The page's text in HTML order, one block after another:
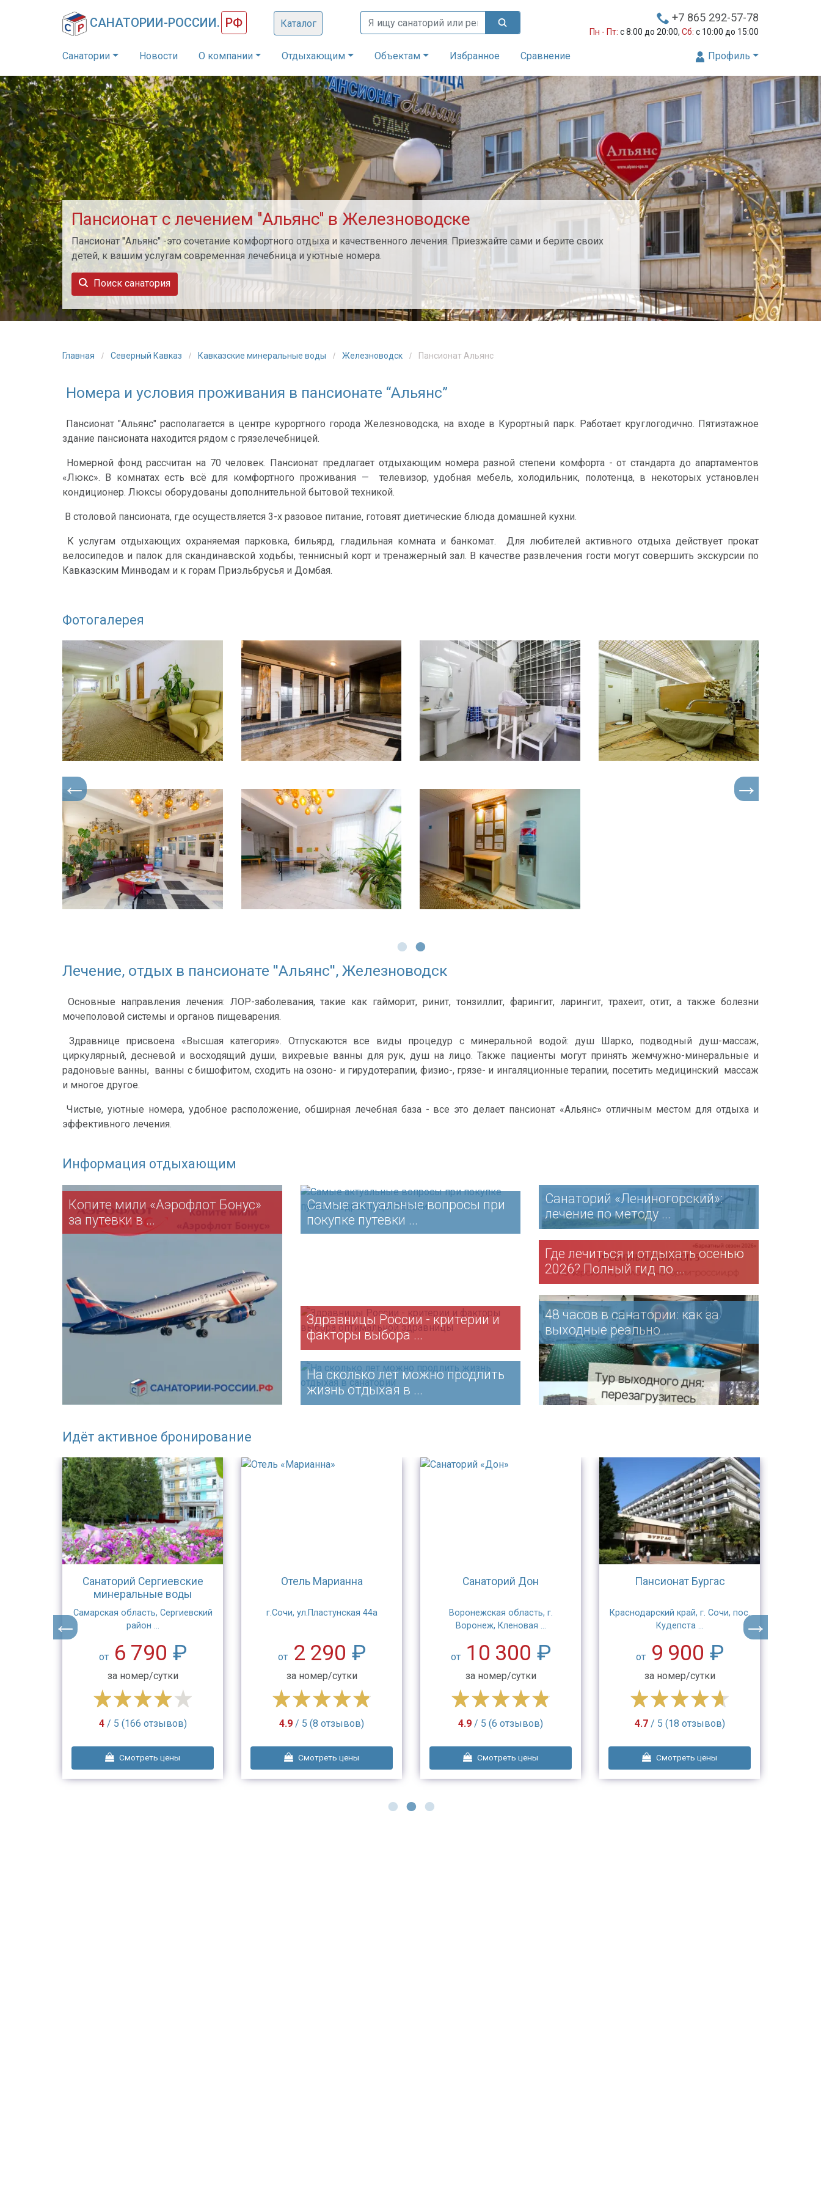
САНАТОРИИ-РОССИИ. РФ Каталог +7 865 292-57-78
Пн - Пт: с 8:00 до 20:00, Сб: с 10:00 до 15:00
Санатории Новости О компании Отдыхающим Объектам Избранное Сравнение Профиль
Пансионат с лечением ''Альянс'' в Железноводске
Пансионат ''Альянс'' -это сочетание комфортного отдыха и качественного лечения. Приезжайте сами и берите своих
детей, к вашим услугам современная лечебница и уютные номера.
Поиск санатория
Главная Северный Кавказ Кавказские минеральные воды Железноводск Пансионат Альянс
Номера и условия проживания в пансионате “Альянс”
Пансионат "Альянс" располагается в центре курортного города Железноводска, на входе в Курортный парк. Работает круглогодично. Пятиэтажное
здание пансионата находится рядом с грязелечебницей.
Номерной фонд рассчитан на 70 человек. Пансионат предлагает отдыхающим номера разной степени комфорта - от стандарта до апартаментов
«Люкс». В комнатах есть всё для комфортного проживания — телевизор, удобная мебель, холодильник, полотенца, в некоторых установлен
кондиционер. Люксы оборудованы дополнительной бытовой техникой.
В столовой пансионата, где осуществляется 3-х разовое питание, готовят диетические блюда домашней кухни.
К услугам отдыхающих охраняемая парковка, бильярд, гладильная комната и банкомат. Для любителей активного отдыха действует прокат
велосипедов и палок для скандинавской ходьбы, теннисный корт и тренажерный зал. В качестве развлечения гости могут совершить экскурсии по
Кавказским Минводам и к горам Приэльбрусья и Домбая.
Фотогалерея
Лечение, отдых в пансионате ''Альянс'', Железноводск
Основные направления лечения: ЛОР-заболевания, такие как гайморит, ринит, тонзиллит, фарингит, ларингит, трахеит, отит, а также болезни
мочеполовой системы и органов пищеварения.
Здравнице присвоена «Высшая категория». Отпускаются все виды процедур с минеральной водой: душ Шарко, подводный душ-массаж,
циркулярный, десневой и восходящий души, вихревые ванны для рук, душ на лицо. Также пациенты могут принять жемчужно-минеральные и
радоновые ванны, ванны с бишофитом, сходить на озоно- и гирудотерапии, физио-, грязе- и ингаляционные терапии, посетить медицинский массаж
и многое другое.
Чистые, уютные номера, удобное расположение, обширная лечебная база - все это делает пансионат «Альянс» отличным местом для отдыха и
эффективного лечения.
Информация отдыхающим
Копите мили «Аэрофлот Бонус»
за путевки в ...
Самые актуальные вопросы при
покупке путевки ...
Здравницы России - критерии и
факторы выбора ...
На сколько лет можно продлить
жизнь отдыхая в ...
Санаторий «Лениногорский»:
лечение по методу ...
Где лечиться и отдыхать осенью
2026? Полный гид по ...
48 часов в санатории: как за
выходные реально ...
Идёт активное бронирование
Санаторий Сергиевские
минеральные воды
Самарская область, Сергиевский
район ...
от 6 790 ₽
за номер/сутки
Смотреть цены
4/ 5 (166 отзывов)
Отель Марианна
г.Сочи, ул.Пластунская 44а
от 2 290 ₽
за номер/сутки
Смотреть цены
4.9 / 5 (8 отзывов)
Санаторий Дон
Воронежская область, г.
Воронеж, Кленовая ...
от 10 300 ₽
за номер/сутки
Смотреть цены
4.9 / 5 (6 отзывов)
Пансионат Бургас
Краснодарский край, г. Сочи, пос.
Кудепста ...
от 9 900 ₽
за номер/сутки
Смотреть цены
4.7/ 5 (18 отзывов)